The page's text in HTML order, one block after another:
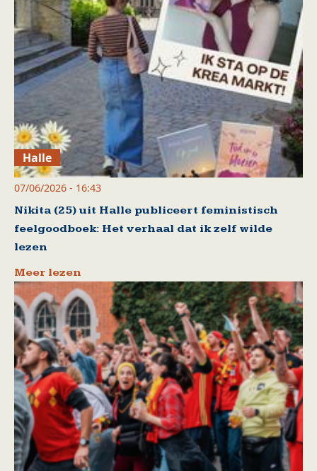
Halle
07/06/2026 - 16:43
Nikita (25) uit Halle publiceert feministisch
feelgoodboek: Het verhaal dat ik zelf wilde
lezen
Meer lezen